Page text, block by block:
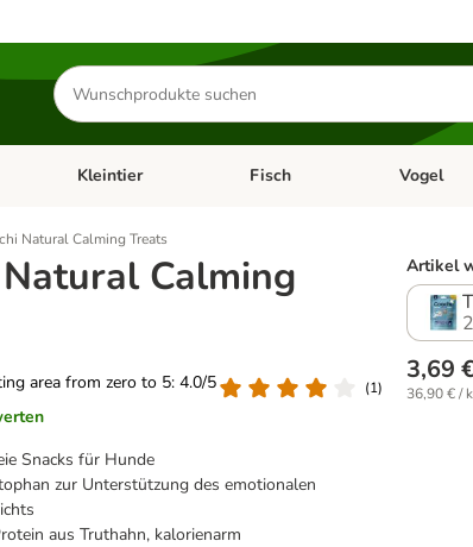
Produkte
suchen
& Zubehör
Kategorie-Menü öffnen: Hundefutter & Zubehör
Kleintier Kategorie-Menü öffnen: Kleintier
Fisch Kategorie-
Vogel
Natural Calming Treats
Calming
area from zero to 5: 4.0/5
(1)
Snacks für Hunde
zur Unterstützung des emotionalen
aus Truthahn, kalorienarm
Artikel
3,69
36,90 € /